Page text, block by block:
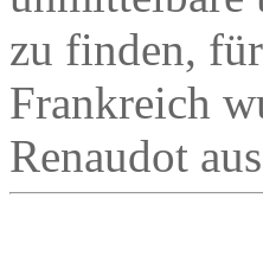
zu finden,
Frankreich
Renaudot